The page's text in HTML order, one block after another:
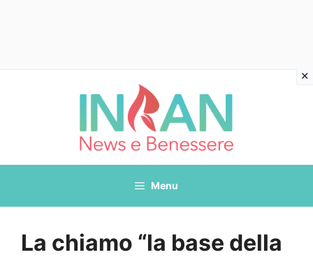
Menu
La chiamo “la base della